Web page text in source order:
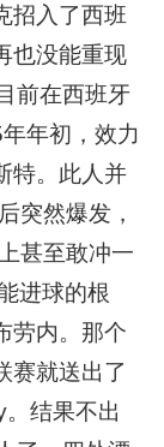
招入了西班
也没能重现
前在西班牙
年初，效力
特。此人并
突然爆发，
甚至敢冲一
进球的根
劳内。那个
赛就送出了
结果不出